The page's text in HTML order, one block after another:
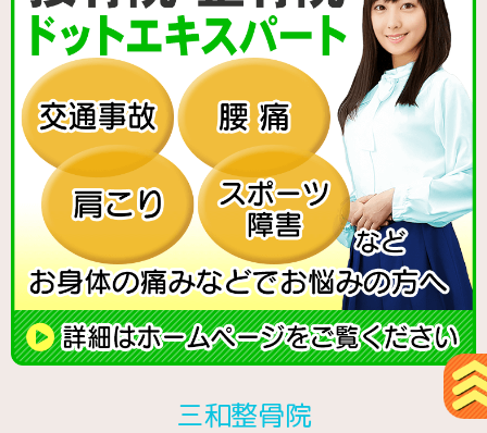
三和整骨院